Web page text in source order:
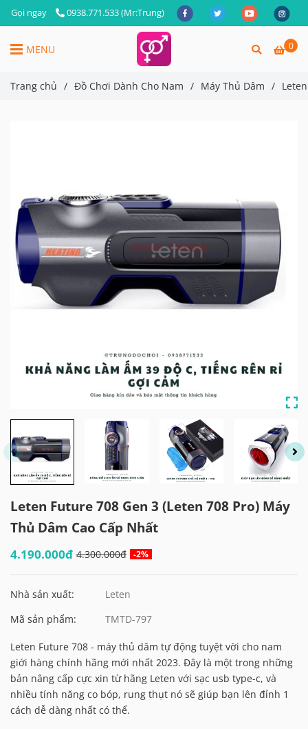
Gọi ngay 0938.771.533 (Mr:Trung)
0
MENU
Trang chủ / Đồ Chơi Dành Cho Nam / Máy Thủ Dâm /
Leten Future 708 Gen 3 (Leten 708 Pro) Máy
Thủ Dâm Cao Cấp Nhất
4.190.000đ 4.300.000đ -2%
Nhà sản xuất:
Leten
Mã sản phẩm:
TMTD-797
Leten Future 708 - máy thủ dâm tự động tuyệt vời cho nam
giới hàng chính hãng mới nhất 2023. Đây là một trong những
bản nâng cấp cực xin từ hãng Leten với sạc usb type-c, và
nhiều tính năng co bóp, rung thụt nó sẽ giúp bạn lên đỉnh 1
cách dễ dàng nhất có thể.